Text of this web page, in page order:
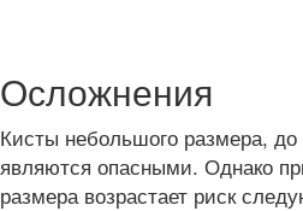
Осложнения
Кисты небольшого размера,
являются опасными. Однако
размера возрастает риск